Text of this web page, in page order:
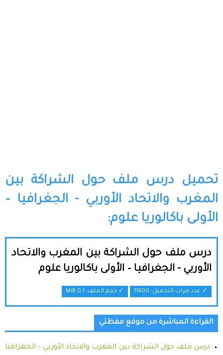
تحميل درس ملف حول الشراكة بين
المغرب والاتحاد الأوربي - الجغرافيا –
الأولى باكالوريا علوم:
درس ملف حول الشراكة بين المغرب والاتحاد
الأوربي - الجغرافيا – الأولى باكالوريا علوم
✓ عدد مرات التحميل: 11800 ✓ حجم الملف: 0.1 MiB
القراءة المباشرة من موقع مفظتي
درس ملف حول الشراكة بين المغرب والاتحاد الأوربي – الجغرافيا